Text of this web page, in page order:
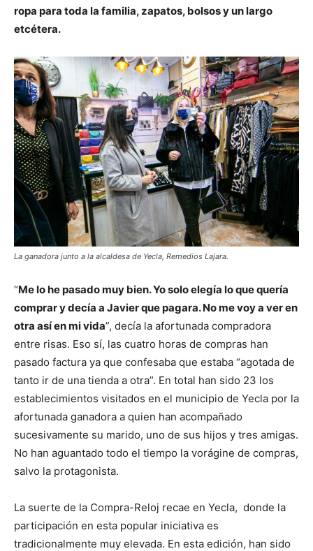
ropa para toda la familia, zapatos, bolsos y un largo
etcétera.
La ganadora junto a la alcaldesa de Yecla, Remedios Lajara.
“Me lo he pasado muy bien. Yo solo elegía lo que quería
comprar y decía a Javier que pagara. No me voy a ver en
otra así en mi vida”, decía la afortunada compradora
entre risas. Eso sí, las cuatro horas de compras han
pasado factura ya que confesaba que estaba “agotada de
tanto ir de una tienda a otra”. En total han sido 23 los
establecimientos visitados en el municipio de Yecla por la
afortunada ganadora a quien han acompañado
sucesivamente su marido, uno de sus hijos y tres amigas.
No han aguantado todo el tiempo la vorágine de compras,
salvo la protagonista.
La suerte de la Compra-Reloj recae en Yecla, donde la
participación en esta popular iniciativa es
tradicionalmente muy elevada. En esta edición, han sido